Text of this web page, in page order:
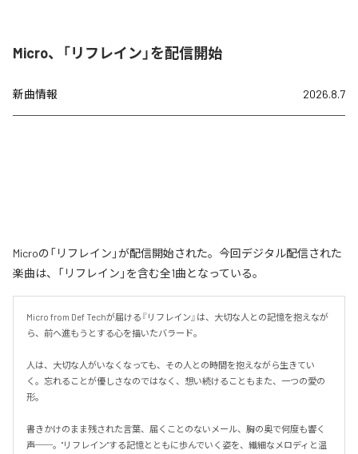
Micro、「リフレイン」を配信開始
新曲情報 2026.8.7
Microの「リフレイン」が配信開始された。今回デジタル配信された
楽曲は、「リフレイン」を含む全1曲となっている。
Micro from Def Techが届ける『リフレイン』は、大切な人との記憶を抱えなが
ら、前へ進もうとする心を描いたバラード。
人は、大切な人がいなくなっても、その人との時間を抱えながら生きてい
く。忘れることが優しさなのではなく、想い続けることもまた、一つの愛の
形。
書きかけのまま残された言葉、届くことのないメール、胸の奥で何度も響く
声──。"リフレイン"する記憶とともに歩んでいく姿を、繊細なメロディと温